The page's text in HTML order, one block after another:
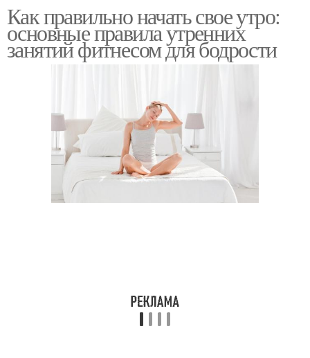
Как правильно начать свое утро:
основные правила утренних
занятий фитнесом для бодрости